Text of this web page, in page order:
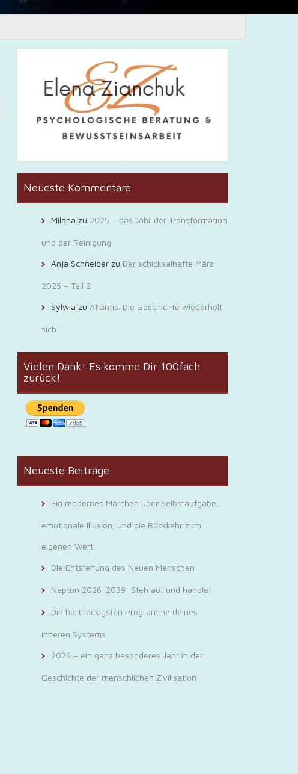
Neueste Kommentare
Milana zu 2025 – das Jahr der Transformation
und der Reinigung
Anja Schneider zu Der schicksalhafte März
2025 – Teil 2
Sylwia zu Atlantis. Die Geschichte wiederholt
sich…
Vielen Dank! Es komme Dir 100fach
zurück!
Neueste Beiträge
Ein modernes Märchen über Selbstaufgabe,
emotionale Illusion, und die Rückkehr zum
eigenen Wert
Die Entstehung des Neuen Menschen
Neptun 2026-2039: Steh auf und handle!
Die hartnäckigsten Programme deines
inneren Systems
2026 – ein ganz besonderes Jahr in der
Geschichte der menschlichen Zivilisation